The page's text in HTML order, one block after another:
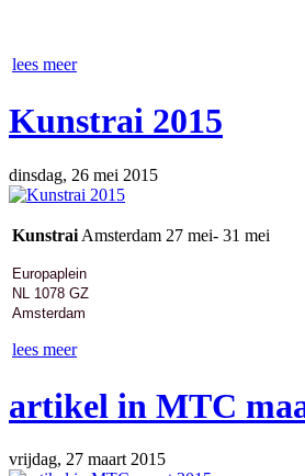
lees meer
Kunstrai 2015
dinsdag, 26 mei 2015
Kunstrai Amsterdam 27 mei- 31 mei
Europaplein
NL 1078 GZ
Amsterdam
lees meer
artikel in MTC
vrijdag, 27 maart 2015